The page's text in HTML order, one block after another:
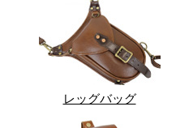
レッグバッグ